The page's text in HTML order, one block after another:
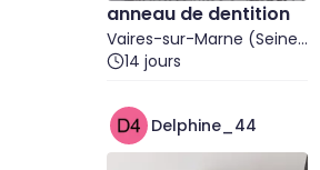
anneau de dentition
Vaires-sur-Marne (Seine-
et-Marne)
14 jours
Delphine_44